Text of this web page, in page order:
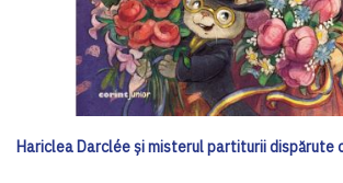
Hariclea Darclée și misterul partiturii dispărute